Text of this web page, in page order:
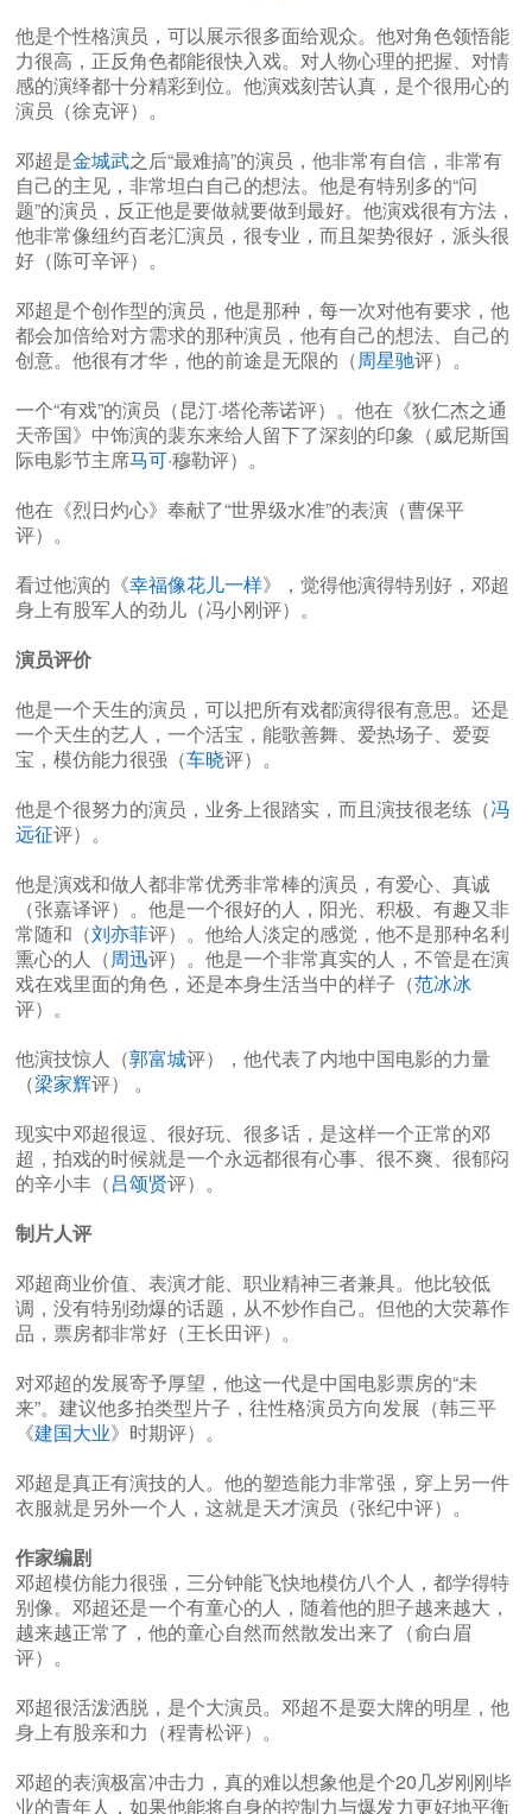
他是个性格演员，可以展示很多面给观众。他对角色领悟能
力很高，正反角色都能很快入戏。对人物心理的把握、对情
感的演绎都十分精彩到位。他演戏刻苦认真，是个很用心的
演员（徐克评）。
邓超是金城武之后“最难搞”的演员，他非常有自信，非常有
自己的主见，非常坦白自己的想法。他是有特别多的“问
题”的演员，反正他是要做就要做到最好。他演戏很有方法，
他非常像纽约百老汇演员，很专业，而且架势很好，派头很
好（陈可辛评）。
邓超是个创作型的演员，他是那种，每一次对他有要求，他
都会加倍给对方需求的那种演员，他有自己的想法、自己的
创意。他很有才华，他的前途是无限的（周星驰评）。
一个“有戏”的演员（昆汀·塔伦蒂诺评）。他在《狄仁杰之通
天帝国》中饰演的裴东来给人留下了深刻的印象（威尼斯国
际电影节主席马可·穆勒评）。
他在《烈日灼心》奉献了“世界级水准”的表演（曹保平
评）。
看过他演的《幸福像花儿一样》，觉得他演得特别好，邓超
身上有股军人的劲儿（冯小刚评）。
演员评价
他是一个天生的演员，可以把所有戏都演得很有意思。还是
一个天生的艺人，一个活宝，能歌善舞、爱热场子、爱耍
宝，模仿能力很强（车晓评）。
他是个很努力的演员，业务上很踏实，而且演技很老练（冯
远征评）。
他是演戏和做人都非常优秀非常棒的演员，有爱心、真诚
（张嘉译评）。他是一个很好的人，阳光、积极、有趣又非
常随和（刘亦菲评）。他给人淡定的感觉，他不是那种名利
熏心的人（周迅评）。他是一个非常真实的人，不管是在演
戏在戏里面的角色，还是本身生活当中的样子（范冰冰
评）。
他演技惊人（郭富城评），他代表了内地中国电影的力量
（梁家辉评） 。
现实中邓超很逗、很好玩、很多话，是这样一个正常的邓
超，拍戏的时候就是一个永远都很有心事、很不爽、很郁闷
的辛小丰（吕颂贤评）。
制片人评
邓超商业价值、表演才能、职业精神三者兼具。他比较低
调，没有特别劲爆的话题，从不炒作自己。但他的大荧幕作
品，票房都非常好（王长田评）。
对邓超的发展寄予厚望，他这一代是中国电影票房的“未
来”。建议他多拍类型片子，往性格演员方向发展（韩三平
《建国大业》时期评）。
邓超是真正有演技的人。他的塑造能力非常强，穿上另一件
衣服就是另外一个人，这就是天才演员（张纪中评）。
作家编剧
邓超模仿能力很强，三分钟能飞快地模仿八个人，都学得特
别像。邓超还是一个有童心的人，随着他的胆子越来越大，
越来越正常了，他的童心自然而然散发出来了（俞白眉
评）。
邓超很活泼洒脱，是个大演员。邓超不是耍大牌的明星，他
身上有股亲和力（程青松评）。
邓超的表演极富冲击力，真的难以想象他是个20几岁刚刚毕
业的青年人，如果他能将自身的控制力与爆发力更好地平衡